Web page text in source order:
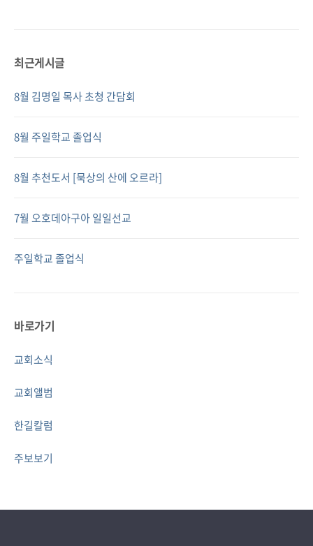
최근게시글
8월 김명일 목사 초청 간담회
8월 주일학교 졸업식
8월 추천도서 [묵상의 산에 오르라]
7월 오호데아구아 일일선교
주일학교 졸업식
바로가기
교회소식
교회앨범
한길칼럼
주보보기